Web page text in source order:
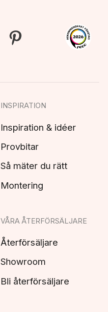
INSPIRATION
Inspiration & idéer
Provbitar
Så mäter du rätt
Montering
VÅRA ÅTERFÖRSÄLJARE
Återförsäljare
Showroom
Bli återförsäljare